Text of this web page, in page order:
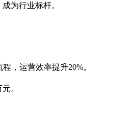
为行业标杆。
，运营效率提升20%。
。